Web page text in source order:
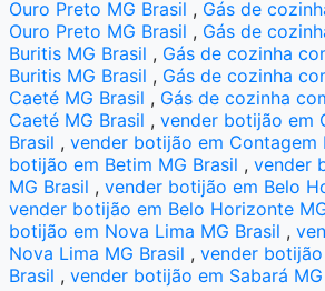
Ouro Preto MG Brasil , Gás de
Ouro Preto MG Brasil , Gás de
Buritis MG Brasil , Gás de cozinha
Buritis MG Brasil , Gás de cozinha
Caeté MG Brasil , Gás de cozinha
Caeté MG Brasil ,vender botijão em
Brasil ,vender botijão em Contagem
botijão em Betim MG Brasil ,vender
MG Brasil ,vender botijão em Belo
vender botijão em Belo Horizonte
botijão em Nova Lima MG Brasil ,
Nova Lima MG Brasil ,vender
Brasil ,vender botijão em Sabará